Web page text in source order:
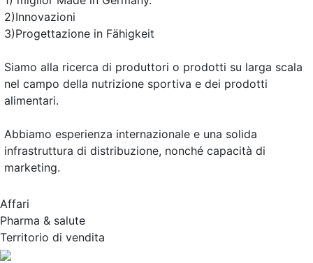
2)Innovazioni
3)Progettazione in Fähigkeit
Siamo alla ricerca di produttori o prodotti su larga scala
nel campo della nutrizione sportiva e dei prodotti
alimentari.
Abbiamo esperienza internazionale e una solida
infrastruttura di distribuzione, nonché capacità di
marketing.
Affari
Pharma & salute
Territorio di vendita